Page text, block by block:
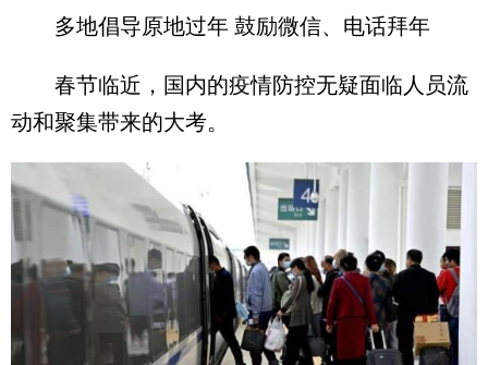
多地倡导原地过年 鼓励微信、电话拜年
春节临近，国内的疫情防控无疑面临人员流
动和聚集带来的大考。